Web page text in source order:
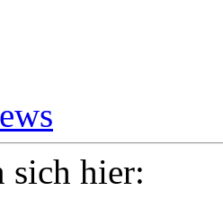
sich hier: